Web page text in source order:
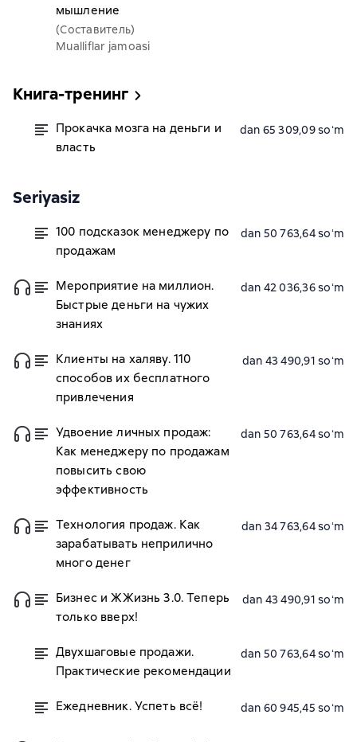
мышление
(Составитель)
Mualliflar jamoasi
Книга-тренинг
Прокачка мозга на деньги и
власть
dan 65 309,09 soʻm
Seriyasiz
100 подсказок менеджеру по
продажам
dan 50 763,64 soʻm
Мероприятие на миллион.
Быстрые деньги на чужих
знаниях
dan 42 036,36 soʻm
Клиенты на халяву. 110
способов их бесплатного
привлечения
dan 43 490,91 soʻm
Удвоение личных продаж:
Как менеджеру по продажам
повысить свою
эффективность
dan 50 763,64 soʻm
Технология продаж. Как
зарабатывать неприлично
много денег
dan 34 763,64 soʻm
Бизнес и ЖЖизнь 3.0. Теперь
только вверх!
dan 43 490,91 soʻm
Двухшаговые продажи.
Практические рекомендации
dan 50 763,64 soʻm
Ежедневник. Успеть всё! dan 60 945,45 soʻm